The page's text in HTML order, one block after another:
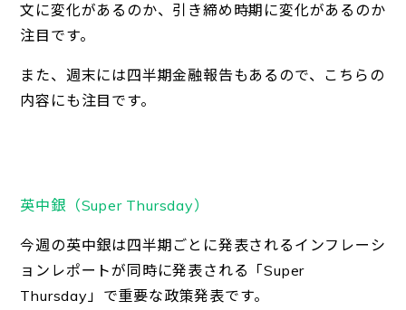
文に変化があるのか、引き締め時期に変化があるのか
注目です。
また、週末には四半期金融報告もあるので、こちらの
内容にも注目です。
英中銀（Super Thursday）
今週の英中銀は四半期ごとに発表されるインフレーシ
ョンレポートが同時に発表される「Super
Thursday」で重要な政策発表です。